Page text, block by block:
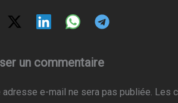
un commentaire
adresse e-mail ne sera pas publiée. Les